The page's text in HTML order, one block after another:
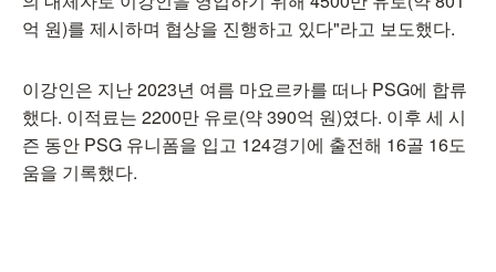
억 원)를 제시하며 협상을 진행하고 있다"라고 보도했다.
이강인은 지난 2023년 여름 마요르카를 떠나 PSG에 합류
했다. 이적료는 2200만 유로(약 390억 원)였다. 이후 세 시
즌 동안 PSG 유니폼을 입고 124경기에 출전해 16골 16도
움을 기록했다.